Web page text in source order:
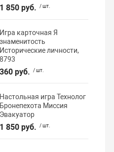
1 850 руб. / шт.
Игра карточная Я
знаменитость
Исторические личности,
8793
360 руб. / шт.
Настольная игра Технолог
Бронепехота Миссия
Эвакуатор
1 850 руб. / шт.